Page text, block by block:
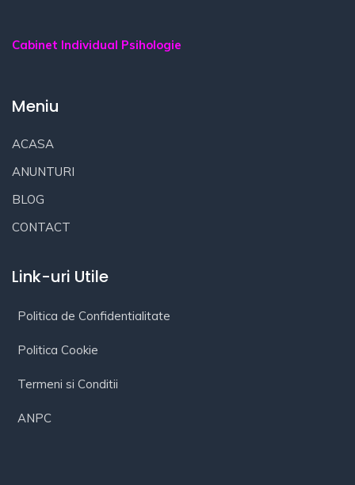
Cabinet Individual Psihologie
Meniu
ACASA
ANUNTURI
BLOG
CONTACT
Link-uri Utile
Politica de Confidentialitate
Politica Cookie
Termeni si Conditii
ANPC